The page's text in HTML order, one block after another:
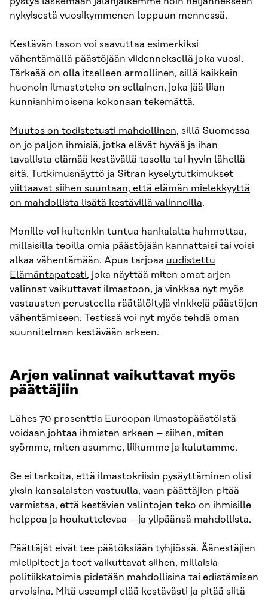
nykyisestä vuosikymmenen loppuun mennessä.
Kestävän tason voi saavuttaa esimerkiksi
vähentämällä päästöjään viidenneksellä joka vuosi.
Tärkeää on olla itselleen armollinen, sillä kaikkein
huonoin ilmastoteko on sellainen, joka jää liian
kunnianhimoisena kokonaan tekemättä.
Muutos on todistetusti mahdollinen, sillä Suomessa
on jo paljon ihmisiä, jotka elävät hyvää ja ihan
tavallista elämää kestävällä tasolla tai hyvin lähellä
sitä. Tutkimusnäyttö ja Sitran kyselytutkimukset
viittaavat siihen suuntaan, että elämän mielekkyyttä
on mahdollista lisätä kestävillä valinnoilla.
Monille voi kuitenkin tuntua hankalalta hahmottaa,
millaisilla teoilla omia päästöjään kannattaisi tai voisi
alkaa vähentämään. Apua tarjoaa uudistettu
Elämäntapatesti, joka näyttää miten omat arjen
valinnat vaikuttavat ilmastoon, ja vinkkaa nyt myös
vastausten perusteella räätälöityjä vinkkejä päästöjen
vähentämiseen. Testissä voi nyt myös tehdä oman
suunnitelman kestävään arkeen.
Arjen valinnat vaikuttavat myös
päättäjiin
Lähes 70 prosenttia Euroopan ilmastopäästöistä
voidaan johtaa ihmisten arkeen – siihen, miten
syömme, miten asumme, liikumme ja kulutamme.
Se ei tarkoita, että ilmastokriisin pysäyttäminen olisi
yksin kansalaisten vastuulla, vaan päättäjien pitää
varmistaa, että kestävien valintojen teko on ihmisille
helppoa ja houkuttelevaa – ja ylipäänsä mahdollista.
Päättäjät eivät tee päätöksiään tyhjiössä. Äänestäjien
mielipiteet ja teot vaikuttavat siihen, millaisia
politiikkatoimia pidetään mahdollisina tai edistämisen
arvoisina. Mitä useampi elää kestävästi ja pitää siitä